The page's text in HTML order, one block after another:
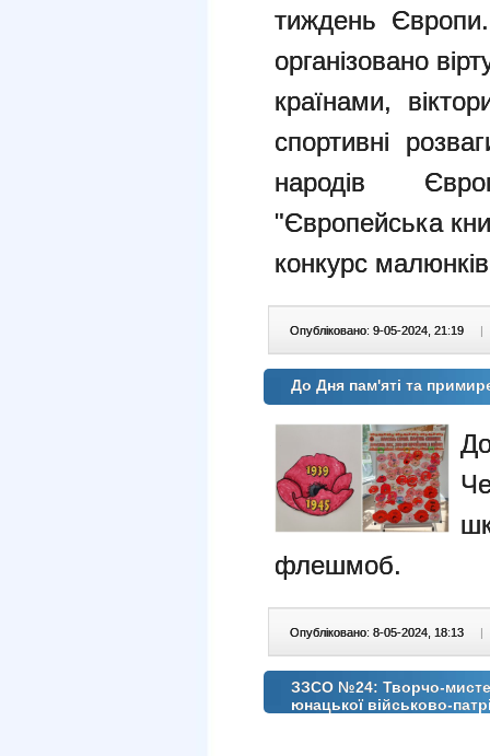
тиждень
організовано
країнами,
спортивні
народів
"Європейська
конкурс
Опубліковано: 9-05-2024, 21:19 |
До Дня пам'яті та
флешмоб.
Опубліковано: 8-05-2024, 18:13 |
ЗЗСО №24: Творчо-
юнацької військово-